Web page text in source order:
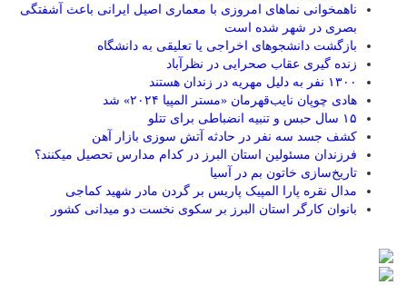
ناهمخوانی نماهای امروزی با معماری اصیل ایرانی باعث آشفتگی
بصری در شهر شده است
بازگشت دانشجوهای اخراجی یا تعلیقی به دانشگاه
زنده گیری عقاب صحرایی در نظرآباد
۱۳۰۰ نفر به دلیل مهریه در زندان هستند
هادی چوپان نایب‌قهرمان «مستر المپیا ۲۰۲۴» شد
۱۵ سال حبس و تنبیه انضباطی برای تتلو
کشف جسد سه نفر در حادثه آتش سوزی بازار آهن
فرزندان مسئولین استان البرز در کدام مدارس تحصیل میکنند؟
‌تاریخ‌سازی خاتون بم در آسیا
مدال نقره پارا المپیک پاریس بر گردن مادر شهید کماجی
بانوان کارگر استان البرز بر سکوی نخست دو میدانی کشور